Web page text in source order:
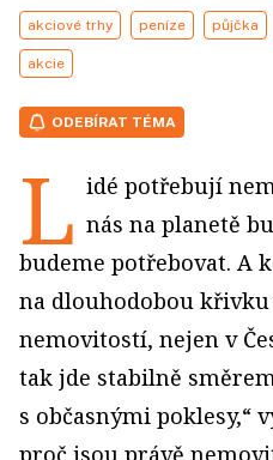
akciové trhy peníze půjčka
akcie
ODEBÍRAT TÉMA
L idé potřebují
nás na planetě
budeme potřebovat. A
na dlouhodobou křivku
nemovitostí, nejen v
tak jde stabilně
s občasnými poklesy,“
proč jsou právě